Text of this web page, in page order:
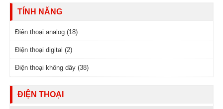
TÍNH NĂNG
Điện thoại analog (18)
Điện thoại digital (2)
Điện thoại không dây (38)
ĐIỆN THOẠI